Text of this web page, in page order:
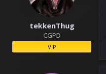
tekkenThug
CGPD
VIP